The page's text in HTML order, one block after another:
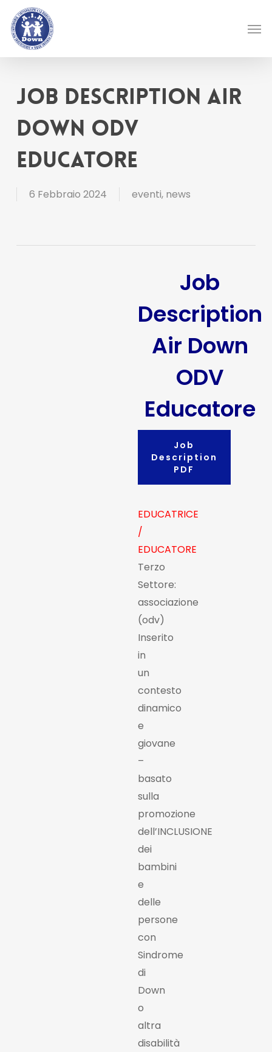
main
content
Job Description Air
Down ODV
Educatore
6 Febbraio 2024 eventi, news
Job
Description
Air Down
ODV
Educatore
Job
Description
PDF
EDUCATRICE
/
EDUCATORE
Terzo
Settore:
associazione
(odv)
Inserito
in
un
contesto
dinamico
e
giovane
–
basato
sulla
promozione
dell’INCLUSIONE
dei
bambini
e
delle
persone
con
Sindrome
di
Down
o
altra
disabilità